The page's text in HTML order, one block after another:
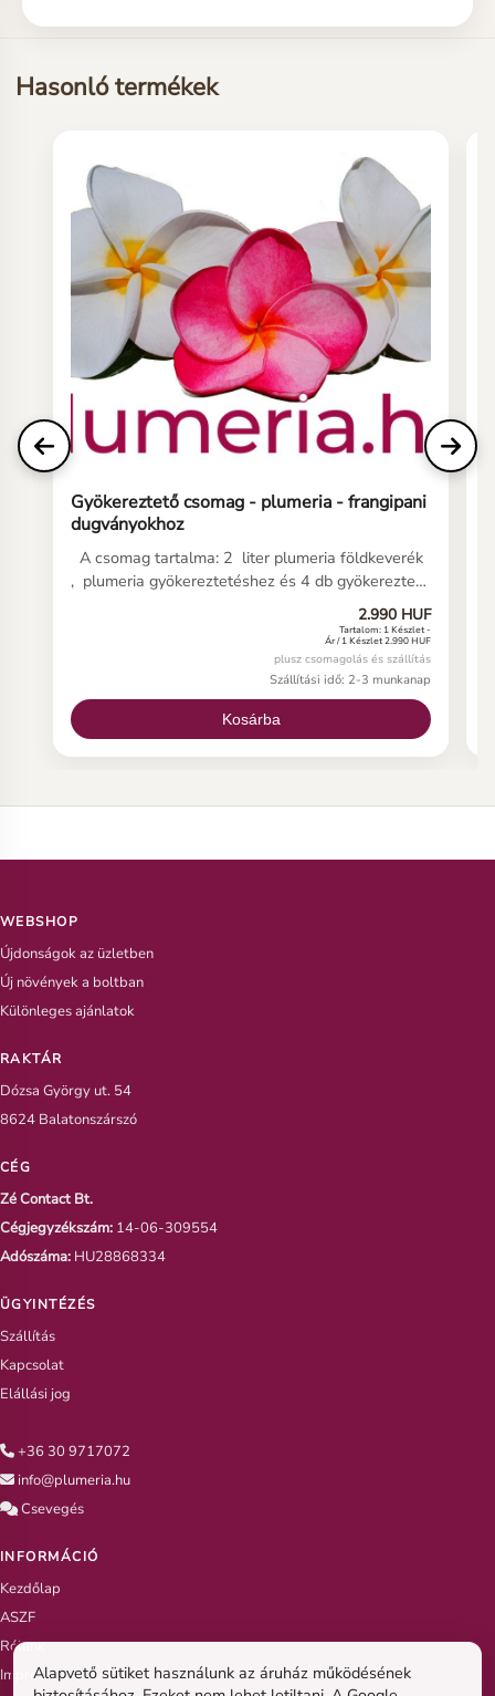
Hasonló termékek
Gyökereztető csomag - plumeria - frangipani
dugványokhoz
A csomag tartalma: 2 liter plumeria földkeverék
, plumeria gyökereztetéshez és 4 db gyökereztető
zacskó valamint tájékoztató a plumeria dugvány
gondozásához. A kész plumeria gyökereztető
keverékkel töltsd fel a zacskót és a keveréket
erősítd fel a frangipáni dugvány vágott részére,
benedvesítve, légmentesen a plumeria dugvány
vágott végére, 8-10 cm kerüljön a zacskóba a
szárból.
2.990 HUF
Tartalom: 1 Készlet -
Ár / 1 Készlet 2.990 HUF
plusz csomagolás és szállítás
Szállítási idő: 2-3 munkanap
Kosárba
WEBSHOP
Újdonságok az üzletben
Új növények a boltban
Különleges ajánlatok
RAKTÁR
Dózsa György ut. 54
8624 Balatonszárszó
CÉG
Zé Contact Bt.
Cégjegyzékszám: 14-06-309554
Adószáma: HU28868334
ÜGYINTÉZÉS
Szállítás
Kapcsolat
Elállási jog
+36 30 9717072
info@plumeria.hu
Csevegés
INFORMÁCIÓ
Kezdőlap
ASZF
Rólunk
Impresszum
Alapvető sütiket használunk az áruház működésének